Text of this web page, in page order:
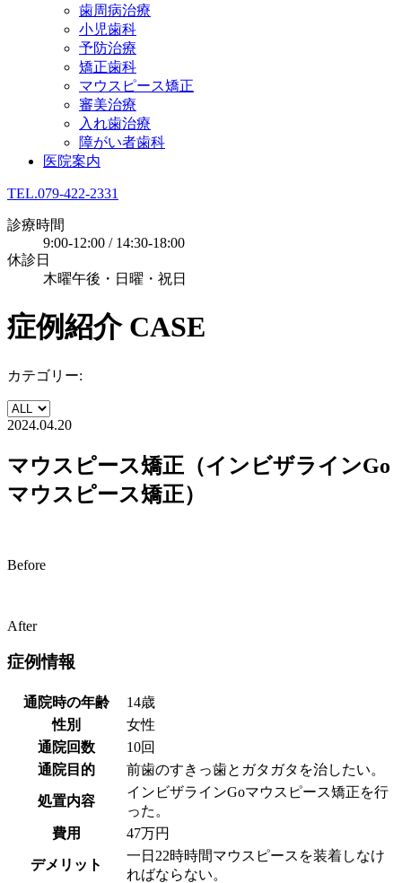
歯周病治療
小児歯科
予防治療
矯正歯科
マウスピース矯正
審美治療
入れ歯治療
障がい者歯科
医院案内
TEL.079-422-2331
診療時間
9:00-12:00 / 14:30-18:00
休診日
木曜午後・日曜・祝日
症例紹介 CASE
カテゴリー:
2024.04.20
マウスピース矯正（インビザラインGo
マウスピース矯正）
Before
After
症例情報
通院時の年齢
14歳
性別
女性
通院回数
10回
通院目的
前歯のすきっ歯とガタガタを治したい。
処置内容
インビザラインGoマウスピース矯正を行
った。
費用
47万円
デメリット
一日22時時間マウスピースを装着しなけ
ればならない。